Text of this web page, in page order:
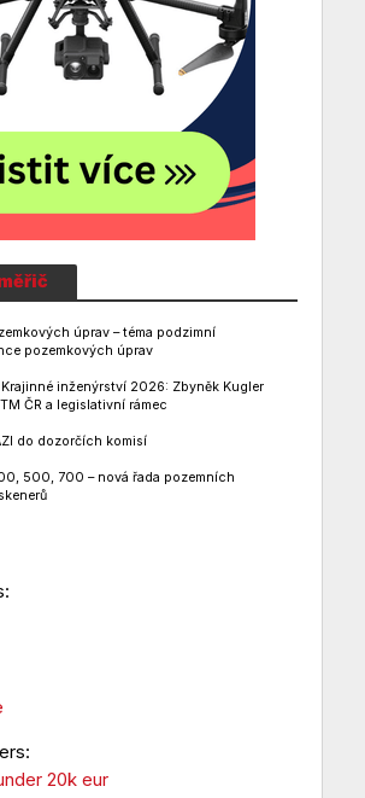
úprav – téma podzimní
pozemkových úprav
inženýrství 2026: Zbyněk Kugler
ČR a legislativní rámec
do dozorčích komisí
500, 700 – nová řada pozemních
20k eur